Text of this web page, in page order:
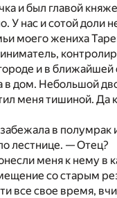
и был главой
У нас и сотой доли
моего жениха
и в ближайшей
в дом. Небольшой
меня тишиной. Да
в полумрак
лестнице. — Отец?
меня к нему в
со старым
все свое время,